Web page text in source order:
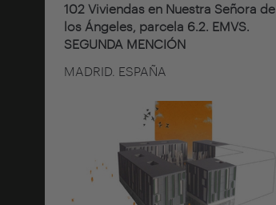
102 Viviendas en Nuestra Señora de
los Ángeles, parcela 6.2. EMVS.
SEGUNDA MENCIÓN
MADRID. ESPAÑA